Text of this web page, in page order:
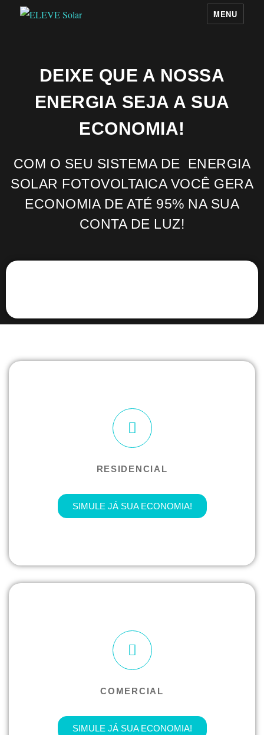
MENU
DEIXE QUE A NOSSA
ENERGIA SEJA A SUA
ECONOMIA!
COM O SEU SISTEMA DE ENERGIA
SOLAR FOTOVOLTAICA VOCÊ GERA
ECONOMIA DE ATÉ 95% NA SUA
CONTA DE LUZ!
RESIDENCIAL
SIMULE JÁ SUA ECONOMIA!
COMERCIAL
SIMULE JÁ SUA ECONOMIA!